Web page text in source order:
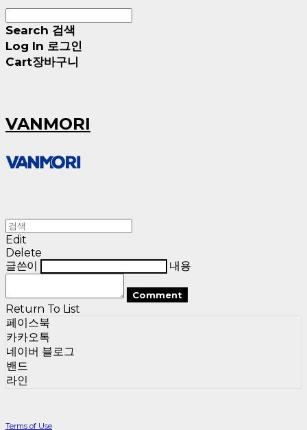
Search 검색
Log In 로그인
Cart장바구니
VANMORI
Edit
Delete
글쓴이
내용
Comment
Return To List
페이스북
카카오톡
네이버 블로그
밴드
라인
Terms of Use